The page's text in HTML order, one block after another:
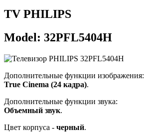
TV PHILIPS
Model: 32PFL5404H
Дополнительные функции изображения:
True Cinema (24 кадра).
Дополнительные функции звука:
Объемный звук.
Цвет корпуса - черный.